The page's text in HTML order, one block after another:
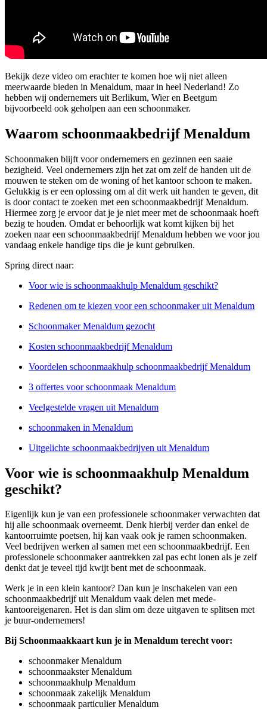
Bekijk deze video om erachter te komen hoe wij niet alleen
meerwaarde bieden in Menaldum, maar in heel Nederland! Zo
hebben wij ondernemers uit Berlikum, Wier en Beetgum
bijvoorbeeld ook geholpen aan een schoonmaker.
Waarom schoonmaakbedrijf Menaldum
Schoonmaken blijft voor ondernemers en gezinnen een saaie
bezigheid. Veel ondernemers zijn het zat om zelf de handen uit de
mouwen te steken om de woning of het kantoor schoon te maken.
Gelukkig is er een oplossing om al dit werk uit handen te geven, dit
is door contact te zoeken met een schoonmaakbedrijf Menaldum.
Hiermee zorg je ervoor dat je je niet meer met de schoonmaak hoeft
bezig te houden. Omdat er behoorlijk wat komt kijken bij het
zoeken naar een schoonmaakbedrijf Menaldum hebben we voor jou
vandaag enkele handige tips die je kunt gebruiken.
Spring direct naar:
Voor wie is schoonmaakhulp Menaldum geschikt?
Redenen om te kiezen voor een schoonmaker uit Menaldum
Schoonmaker Menaldum gezocht
Kosten schoonmaakbedrijf Menaldum
Voordelen schoonmaakhulp schoonmaakbedrijf Menaldum
3 offertes voor schoonmaak Menaldum
Veelgestelde vragen uit Menaldum
schoonmaken in Menaldum
Uitgelichte schoonmaakbedrijven uit Menaldum
Voor wie is schoonmaakhulp Menaldum
geschikt?
Eigenlijk kun je van een professionele schoonmaker verwachten dat
hij alle schoonmaak overneemt. Denk hierbij verder dan enkel de
kantoorruimte poetsen, hij kan vaak ook je ramen schoonmaken.
Veel bedrijven werken al samen met een schoonmaakbedrijf. Een
professionele schoonmaker aantrekken zal pas echt lonen als je zelf
denkt dat je teveel tijd kwijt bent met de schoonmaak.
Werk je in een klein kantoor? Dan kun je inschakelen van een
schoonmaakbedrijf uit Menaldum vaak delen met mede-
kantooreigenaren. Het is dan slim om deze uitgaven te splitsen met
je buur-ondernemers!
Bij Schoonmaakkaart kun je in Menaldum terecht voor:
schoonmaker Menaldum
schoonmaakster Menaldum
schoonmaakhulp Menaldum
schoonmaak zakelijk Menaldum
schoonmaak particulier Menaldum